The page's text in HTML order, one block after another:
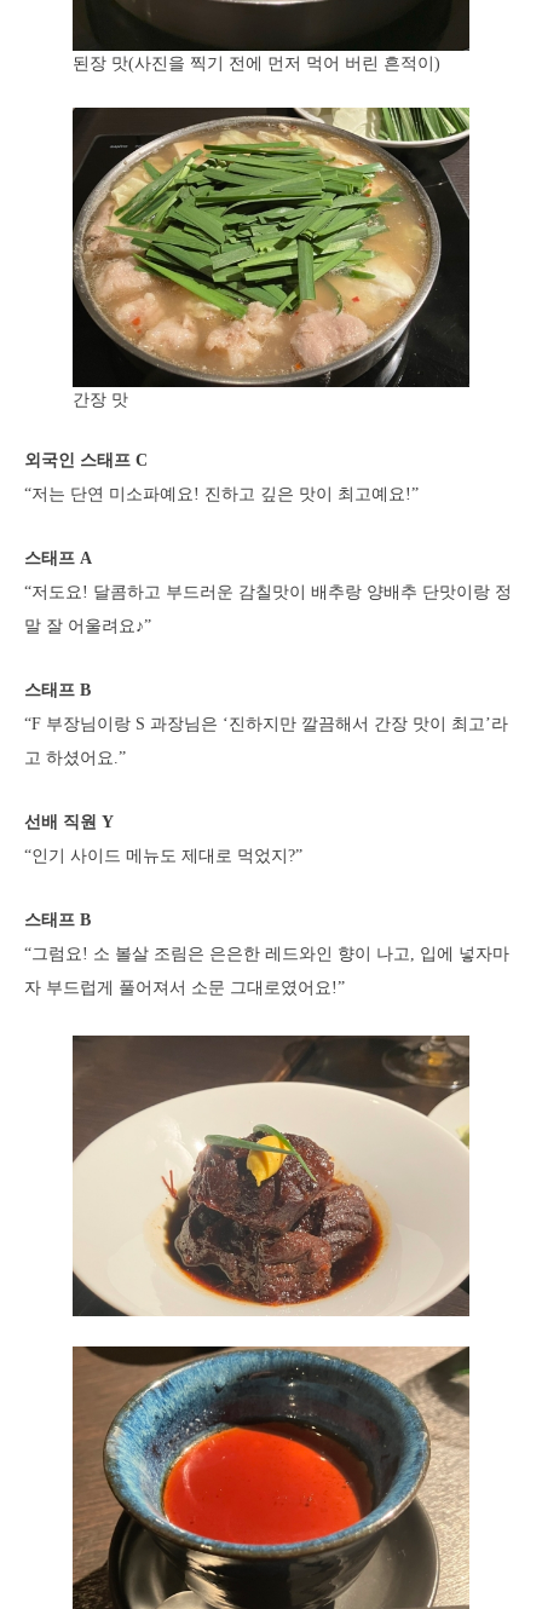
된장 맛(사진을 찍기 전에 먼저 먹어 버린 흔적이)
간장 맛
외국인 스태프 C
“저는 단연 미소파예요! 진하고 깊은 맛이 최고예요!”
스태프 A
“저도요! 달콤하고 부드러운 감칠맛이 배추랑 양배추 단맛이랑 정
말 잘 어울려요♪”
스태프 B
“F 부장님이랑 S 과장님은 ‘진하지만 깔끔해서 간장 맛이 최고’라
고 하셨어요.”
선배 직원 Y
“인기 사이드 메뉴도 제대로 먹었지?”
스태프 B
“그럼요! 소 볼살 조림은 은은한 레드와인 향이 나고, 입에 넣자마
자 부드럽게 풀어져서 소문 그대로였어요!”